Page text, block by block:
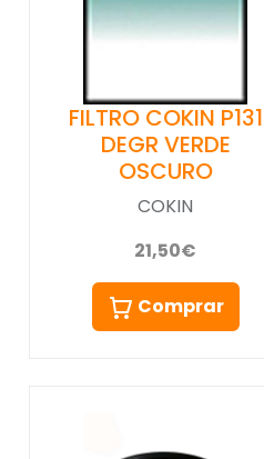
FILTRO COKIN P131
DEGR VERDE
OSCURO
COKIN
21,50€
Comprar